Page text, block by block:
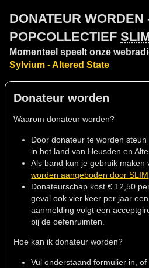
DONATEUR WORDEN
POPCOLLECTIEF
Momenteel speelt onze
Sylvium - Altered State
Donateur worden
Waarom donateur worden?
Door donateur te worden
in het land van Heusden en
Als band kun je gebruik
worden aangeboden door SLIM
Donateurschap kost € 12,50
geval ook vier keer per jaar
aanmelding volgt een
bij de oefenruimten.
Hoe kan ik donateur worden?
Vul onderstaand formulier in, of